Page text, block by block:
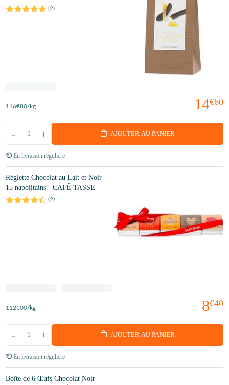
(2)
14€60
116€80/kg
+
- AJOUTER AU PANIER
En livraison régulière
Réglette Chocolat au Lait et Noir -
15 napolitains - CAFÉ TASSE
(2)
8€40
112€00/kg
+
- AJOUTER AU PANIER
En livraison régulière
Boîte de 6 Œufs Chocolat Noir